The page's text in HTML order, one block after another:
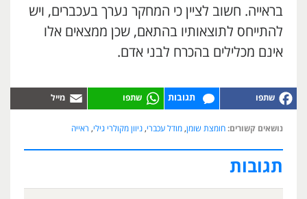
בראייה. חשוב לציין כי המחקר נערך בעכברים, ויש
להתייחס לתוצאותיו בהתאם, שכן ממצאים אלו
אינם מכלילים בהכרח לבני אדם.
תגובות
נושאים קשורים: חומצת שומן, מודל עכברי, ניוון מקולרי גילי, ראייה
תגובות